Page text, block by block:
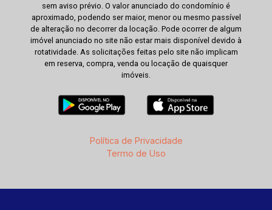
sem aviso prévio. O valor anunciado do condomínio é
aproximado, podendo ser maior, menor ou mesmo passível
de alteração no decorrer da locação. Pode ocorrer de algum
imóvel anunciado no site não estar mais disponível devido à
rotatividade. As solicitações feitas pelo site não implicam
em reserva, compra, venda ou locação de quaisquer
imóveis.
Política de Privacidade
Termo de Uso